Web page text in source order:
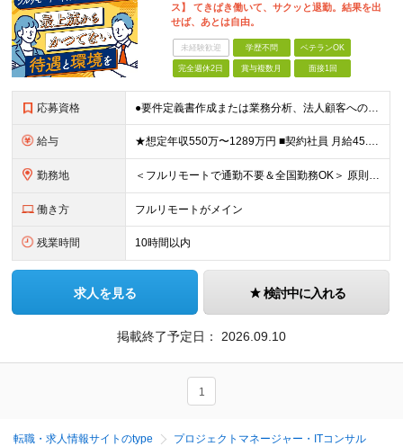
ス】 てきぱき働いて、サクッと退勤。結果を出
せば、あとは自由。
未経験歓迎 学歴不問 ベテランOK
完全週休2日 賞与複数月 面接1回
応募資格 ●要件定義書作成または業務分析、法人顧客への提案・折衝の実務経験がある方 ●学歴不問 ≪契約社員のみ≫ ■契約の更新 有（半年ごと） ※入社半年後に実務習得の確認テストを実施し、 合格することが更
給与 ★想定年収550万〜1289万円 ■契約社員 月給45.8万〜71.6万円 ★想定年収688万〜1611万円 ■正社員 月給57.3万〜89.5万円 ※給与は経験・スキルを考慮の上、決定します。
勤務地 ＜フルリモートで通勤不要＆全国勤務OK＞ 原則フルリモート勤務となりますので、全国からのご応募をお待ちしています。 (変更の範囲)上記を除く当社関連勤務地
働き方 フルリモートがメイン
残業時間 10時間以内
求人を見る 検討中に入れる
掲載終了予定日： 2026.09.10
1
転職・求人情報サイトのtype
プロジェクトマネージャー・ITコンサル